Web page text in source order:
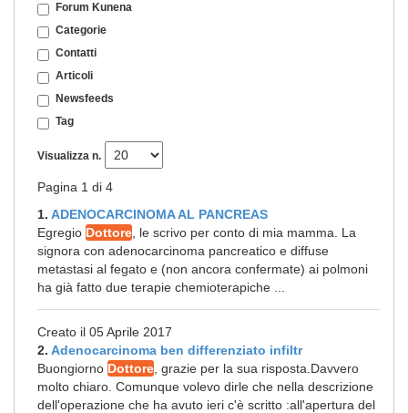
Forum Kunena
Categorie
Contatti
Articoli
Newsfeeds
Tag
Visualizza n.
Pagina 1 di 4
1. ADENOCARCINOMA AL PANCREAS
Egregio Dottore , le scrivo per conto di mia mamma. La
signora con adenocarcinoma pancreatico e diffuse
metastasi al fegato e (non ancora confermate) ai polmoni
ha già fatto due terapie chemioterapiche ...
Creato il 05 Aprile 2017
2. Adenocarcinoma ben differenziato infiltr
Buongiorno Dottore , grazie per la sua risposta.Davvero
molto chiaro. Comunque volevo dirle che nella descrizione
dell'operazione che ha avuto ieri c'è scritto :all'apertura del